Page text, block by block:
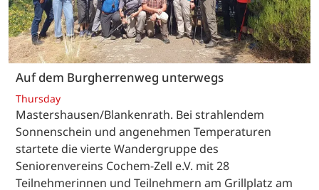
Auf dem Burgherrenweg unterwegs
Thursday
Mastershausen/Blankenrath. Bei strahlendem
Sonnenschein und angenehmen Temperaturen
startete die vierte Wandergruppe des
Seniorenvereins Cochem-Zell e.V. mit 28
Teilnehmerinnen und Teilnehmern am Grillplatz am